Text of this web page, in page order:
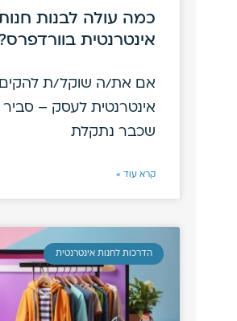
כמה עולה לבנות
אינטרנטית
אם את/ה שוקל/ת להקים
אינטרנטית לעסק – סביר
שכבר נתקלת
קרא עוד »
הדרכות לחנות אינטרנטית